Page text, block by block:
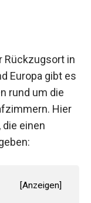
Rückzugsort in
Europa gibt es
rund um die
Hier
einen
[Anzeigen]